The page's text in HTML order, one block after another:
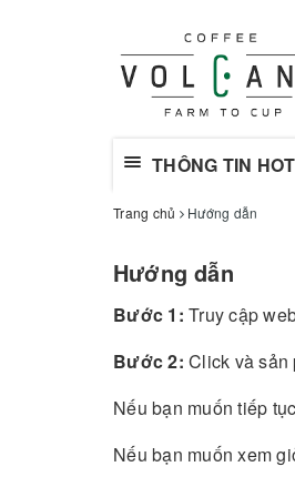
THÔNG TIN HOT
Trang chủ Hướng dẫn
Hướng dẫn
Bước 1: Truy cập
Bước 2: Click và sản
Nếu bạn muốn tiếp
Nếu bạn muốn xem